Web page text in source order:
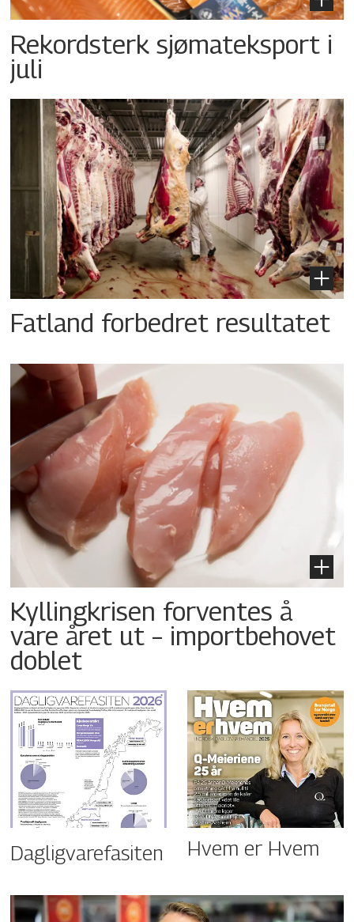
Rekordsterk sjømateksport i
juli
Fatland forbedret resultatet
Kyllingkrisen forventes å
vare året ut – importbehovet
doblet
Dagligvarefasiten Hvem er Hvem